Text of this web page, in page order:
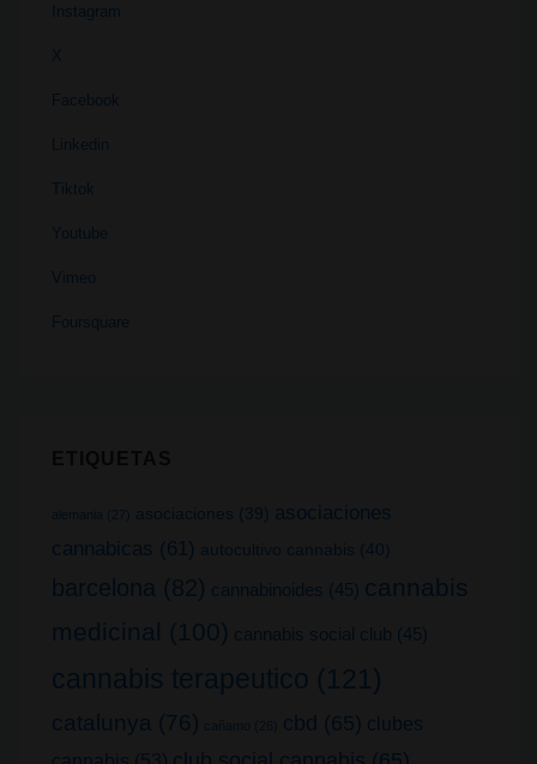
Instagram
X
Facebook
Linkedin
Tiktok
Youtube
Vimeo
Foursquare
alemania (27) asociaciones (39)
asociaciones
cannabicas (61) autocultivo cannabis (40)
barcelona (82) cannabinoides (45) cannabis
medicinal (100) cannabis social club (45)
cannabis terapeutico (121)
catalunya (76) cañamo (26) cbd (65) clubes